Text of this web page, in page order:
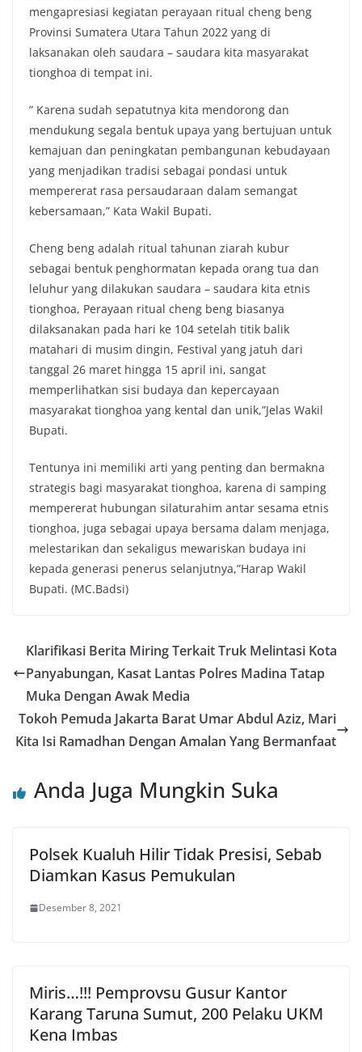
mengapresiasi kegiatan perayaan ritual cheng beng
Provinsi Sumatera Utara Tahun 2022 yang di
laksanakan oleh saudara – saudara kita masyarakat
tionghoa di tempat ini.
” Karena sudah sepatutnya kita mendorong dan
mendukung segala bentuk upaya yang bertujuan untuk
kemajuan dan peningkatan pembangunan kebudayaan
yang menjadikan tradisi sebagai pondasi untuk
mempererat rasa persaudaraan dalam semangat
kebersamaan,” Kata Wakil Bupati.
Cheng beng adalah ritual tahunan ziarah kubur
sebagai bentuk penghormatan kepada orang tua dan
leluhur yang dilakukan saudara – saudara kita etnis
tionghoa, Perayaan ritual cheng beng biasanya
dilaksanakan pada hari ke 104 setelah titik balik
matahari di musim dingin, Festival yang jatuh dari
tanggal 26 maret hingga 15 april ini, sangat
memperlihatkan sisi budaya dan kepercayaan
masyarakat tionghoa yang kental dan unik,”Jelas Wakil
Bupati.
Tentunya ini memiliki arti yang penting dan bermakna
strategis bagi masyarakat tionghoa, karena di samping
mempererat hubungan silaturahim antar sesama etnis
tionghoa, juga sebagai upaya bersama dalam menjaga,
melestarikan dan sekaligus mewariskan budaya ini
kepada generasi penerus selanjutnya,”Harap Wakil
Bupati. (MC.Badsi)
Klarifikasi Berita Miring Terkait Truk Melintasi Kota
Panyabungan, Kasat Lantas Polres Madina Tatap
Muka Dengan Awak Media
Tokoh Pemuda Jakarta Barat Umar Abdul Aziz, Mari
Kita Isi Ramadhan Dengan Amalan Yang Bermanfaat
Anda Juga Mungkin Suka
Polsek Kualuh Hilir Tidak Presisi, Sebab
Diamkan Kasus Pemukulan
Desember 8, 2021
Miris…!!! Pemprovsu Gusur Kantor
Karang Taruna Sumut, 200 Pelaku UKM
Kena Imbas